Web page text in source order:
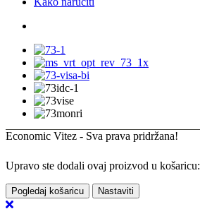
Economic Vitez - Sva prava pridržana!
Upravo ste dodali ovaj proizvod u košaricu:
Pogledaj košaricu Nastaviti